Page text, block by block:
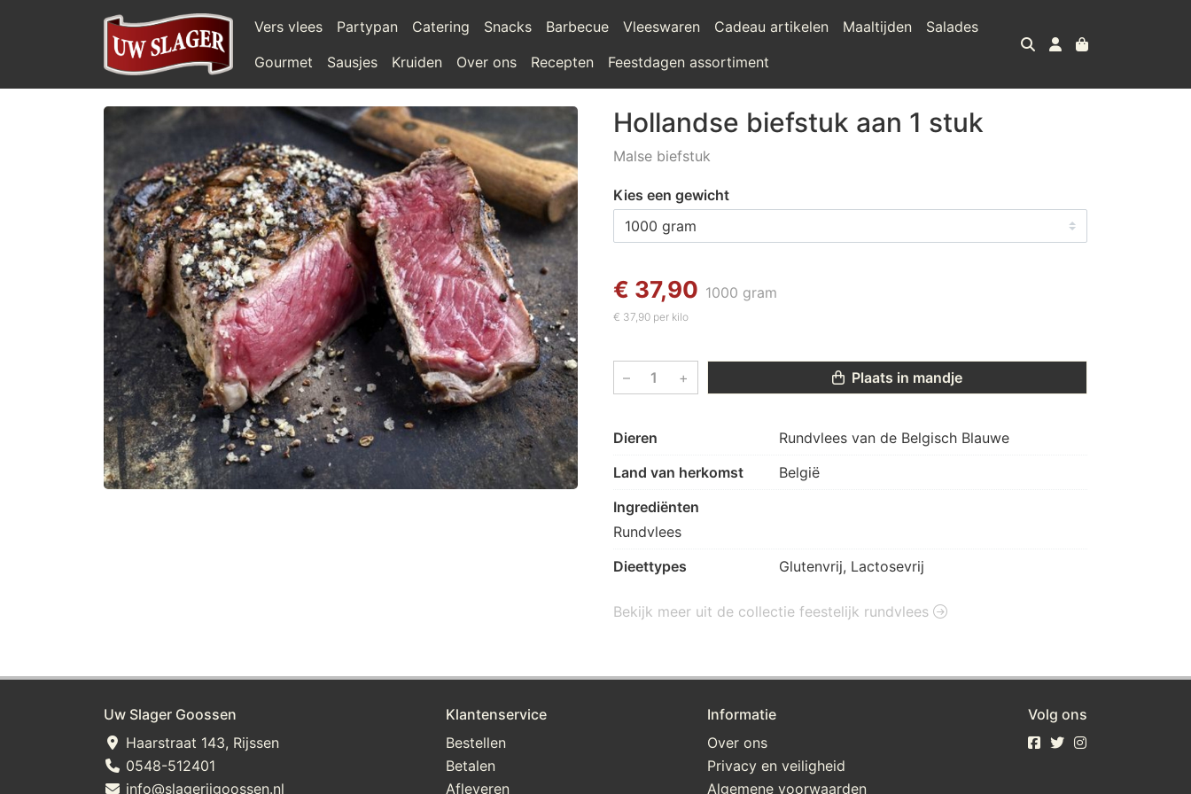
Vers vlees Partypan Catering Snacks Barbecue Vleeswaren Cadeau artikelen Maaltijden
Salades
Gourmet
Sausjes Kruiden Over ons Recepten Feestdagen assortiment
Hollandse biefstuk aan 1 stuk
Malse biefstuk
Kies een gewicht
€ 37,90 1000 gram
€ 37,90 per kilo
– + Plaats in mandje
Dieren
Rundvlees van de Belgisch Blauwe
Land van herkomst
België
Ingrediënten
Rundvlees
Dieettypes
Glutenvrij, Lactosevrij
Bekijk meer uit de collectie feestelijk rundvlees
Uw Slager Goossen
Haarstraat 143, Rijssen
0548-512401
info@slagerijgoossen.nl
Klantenservice
Bestellen
Betalen
Afleveren
Informatie
Over ons
Privacy en veiligheid
Algemene voorwaarden
Volg ons